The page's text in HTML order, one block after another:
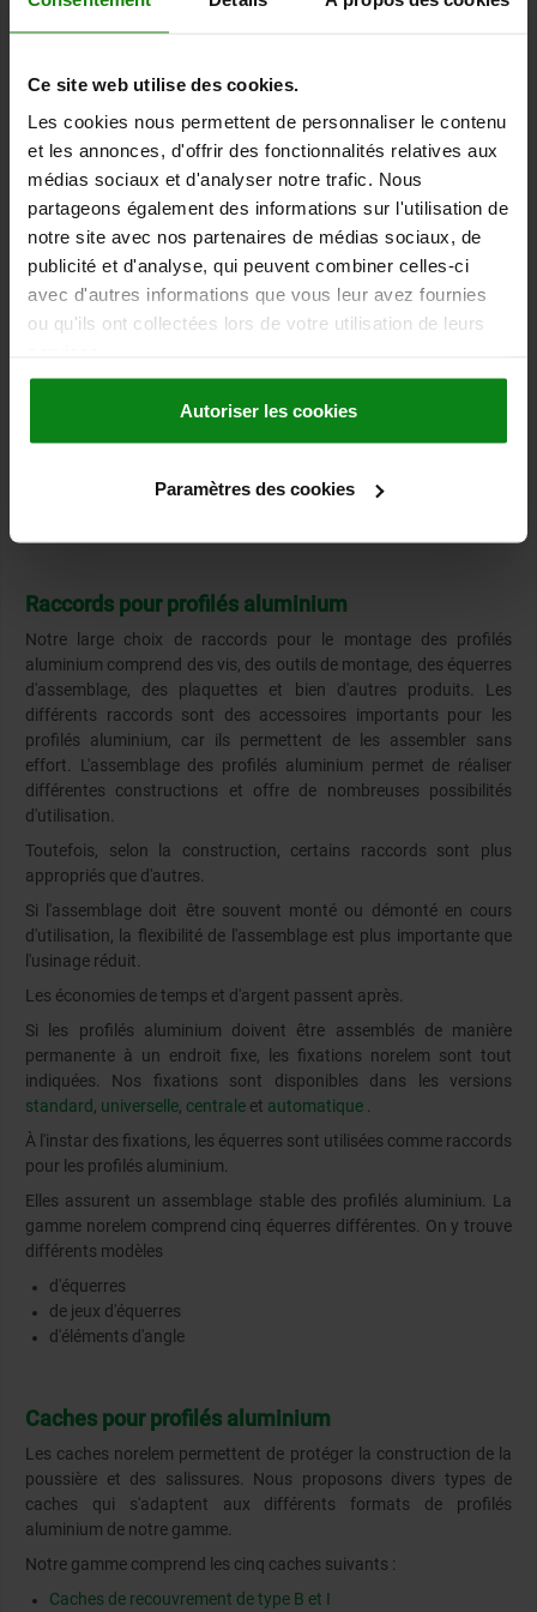
Ce site web utilise des cookies.
Les cookies nous permettent de personnaliser le contenu
et les annonces, d'offrir des fonctionnalités relatives aux
médias sociaux et d'analyser notre trafic. Nous
partageons également des informations sur l'utilisation de
notre site avec nos partenaires de médias sociaux, de
publicité et d'analyse, qui peuvent combiner celles-ci
avec d'autres informations que vous leur avez fournies
ou qu'ils ont collectées lors de votre utilisation de leurs
Autoriser les cookies
Paramètres des cookies
et métallique qu'ils sont le plus souvent utilisés.
Les profilés aluminium norelem sont disponibles en différentes
une largeur de rainure de 6 mm, 8 mm ou 10 mm.
Il est possible de choisir parmi une multitude de formes de profilés
adaptées à différents domaines d'application.
Notre gamme de profilés aluminium comprend les tailles de
profilés suivantes :
16x40
30x30
30x60
40x40
50
Raccords pour profilés aluminium
Notre large choix de raccords pour le montage des profilés
aluminium comprend des vis, des outils de montage, des équerres
d'assemblage, des plaquettes et bien d'autres produits. Les
différents raccords sont des accessoires importants pour les
profilés aluminium, car ils permettent de les assembler sans
effort. L'assemblage des profilés aluminium permet de réaliser
différentes constructions et offre de nombreuses possibilités
d'utilisation.
Toutefois, selon la construction, certains raccords sont plus
appropriés que d'autres.
Si l'assemblage doit être souvent monté ou démonté en cours
d'utilisation, la flexibilité de l'assemblage est plus importante que
l'usinage réduit.
Les économies de temps et d'argent passent après.
Si les profilés aluminium doivent être assemblés de manière
permanente à un endroit fixe, les fixations norelem sont tout
indiquées. Nos fixations sont disponibles dans les versions
standard universelle centrale et automatique
À l'instar des fixations, les équerres sont utilisées comme raccords
pour les profilés aluminium.
Elles assurent un assemblage stable des profilés aluminium. La
gamme norelem comprend cinq équerres différentes
On y trouve
différents modèles
d'équerres
de jeux d'équerres
d'éléments d'angle
Caches pour profilés aluminium
Les caches norelem permettent de protéger la construction de la
poussière et des salissures. Nous proposons divers types de
caches qui s'adaptent aux différents formats de profilés
aluminium de notre gamme.
Notre gamme comprend les cinq caches suivants :
Caches de recouvrement de type B et I